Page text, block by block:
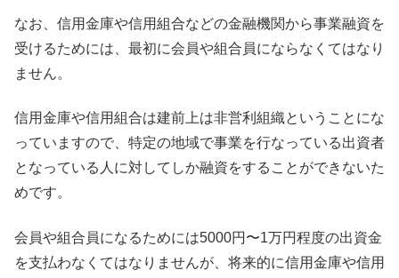
なお、信用金庫や信用組合などの金融機関から事業融資を
受けるためには、最初に会員や組合員にならなくてはなり
ません。
信用金庫や信用組合は建前上は非営利組織ということにな
っていますので、特定の地域で事業を行なっている出資者
となっている人に対してしか融資をすることができないた
めです。
会員や組合員になるためには5000円〜1万円程度の出資金
を支払わなくてはなりませんが、将来的に信用金庫や信用